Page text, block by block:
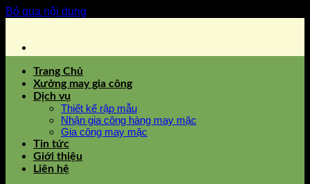
Bỏ qua nội dung
Trang Chủ
Xưởng may gia công
Dịch vụ
Thiết kế rập mẫu
Nhận gia công hàng may mặc
Gia công may mặc
Tin tức
Giới thiệu
Liên hệ